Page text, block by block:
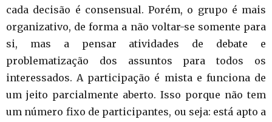
cada decisão é consensual. Porém, o grupo é mais
organizativo, de forma a não voltar-se somente para
si, mas a pensar atividades de debate e
problematização dos assuntos para todos os
interessados. A participação é mista e funciona de
um jeito parcialmente aberto. Isso porque não tem
um número fixo de participantes, ou seja: está apto a